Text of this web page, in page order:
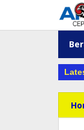
konten
Persik Kediri